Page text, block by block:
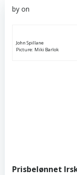
by on
John Spillane
Picture: Miki Barlok
Prisbelønnet